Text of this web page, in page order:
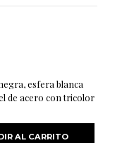
esfera blanca
de acero con tricolor
AL CARRITO